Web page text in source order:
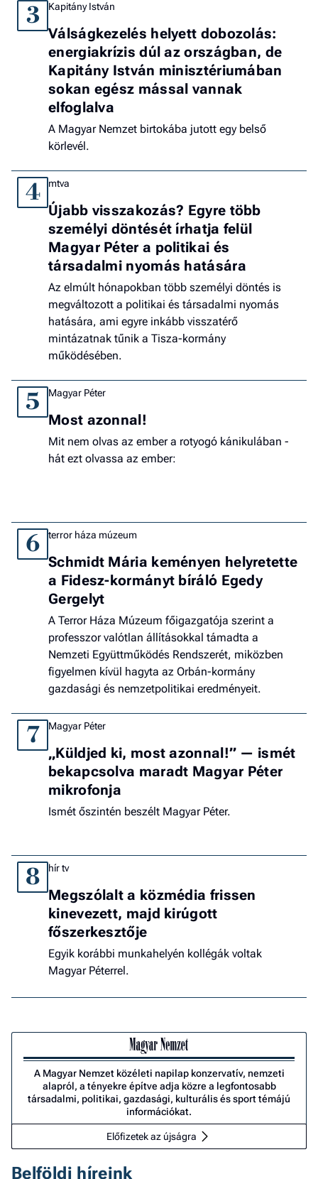
3 Kapitány István
Válságkezelés helyett dobozolás:
energiakrízis dúl az országban, de
Kapitány István minisztériumában
sokan egész mással vannak
elfoglalva
A Magyar Nemzet birtokába jutott egy belső
körlevél.
4 mtva
Újabb visszakozás? Egyre több
személyi döntését írhatja felül
Magyar Péter a politikai és
társadalmi nyomás hatására
Az elmúlt hónapokban több személyi döntés is
megváltozott a politikai és társadalmi nyomás
hatására, ami egyre inkább visszatérő
mintázatnak tűnik a Tisza-kormány
működésében.
5 Magyar Péter
Most azonnal!
Mit nem olvas az ember a rotyogó kánikulában -
hát ezt olvassa az ember:
6 terror háza múzeum
Schmidt Mária keményen helyretette
a Fidesz-kormányt bíráló Egedy
Gergelyt
A Terror Háza Múzeum főigazgatója szerint a
professzor valótlan állításokkal támadta a
Nemzeti Együttműködés Rendszerét, miközben
figyelmen kívül hagyta az Orbán-kormány
gazdasági és nemzetpolitikai eredményeit.
7 Magyar Péter
„Küldjed ki, most azonnal!” — ismét
bekapcsolva maradt Magyar Péter
mikrofonja
Ismét őszintén beszélt Magyar Péter.
8 hír tv
Megszólalt a közmédia frissen
kinevezett, majd kirúgott
főszerkesztője
Egyik korábbi munkahelyén kollégák voltak
Magyar Péterrel.
A Magyar Nemzet közéleti napilap konzervatív, nemzeti
alapról, a tényekre építve adja közre a legfontosabb
társadalmi, politikai, gazdasági, kulturális és sport témájú
információkat.
Előfizetek az újságra
Belföldi híreink